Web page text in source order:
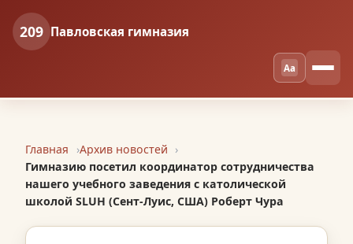
209 Павловская гимназия
Aa
Главная
Архив новостей
Гимназию посетил координатор сотрудничества
нашего учебного заведения с католической
школой SLUH (Сент-Луис, США) Роберт Чура